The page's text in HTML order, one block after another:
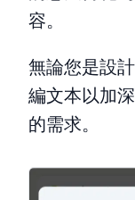
容。
無論您是設
編文本以加
的需求。